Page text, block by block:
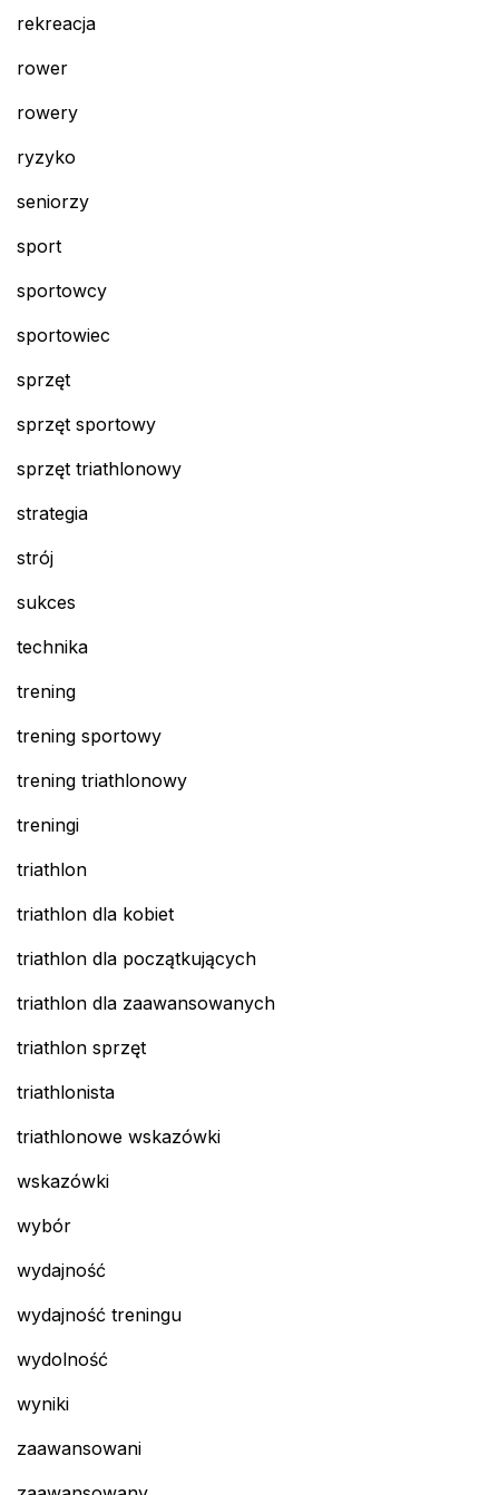
rekreacja
rower
rowery
ryzyko
seniorzy
sport
sportowcy
sportowiec
sprzęt
sprzęt sportowy
sprzęt triathlonowy
strategia
strój
sukces
technika
trening
trening sportowy
trening triathlonowy
treningi
triathlon
triathlon dla kobiet
triathlon dla początkujących
triathlon dla zaawansowanych
triathlon sprzęt
triathlonista
triathlonowe wskazówki
wskazówki
wybór
wydajność
wydajność treningu
wydolność
wyniki
zaawansowani